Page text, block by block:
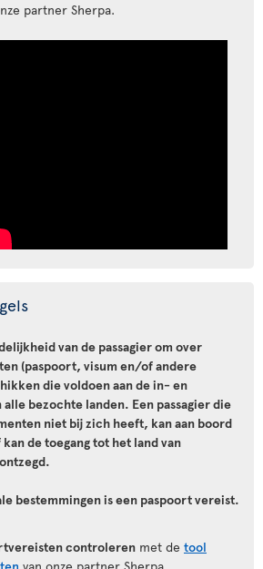
partner Sherpa.
van de passagier om over
(paspoort, visum en/of andere
die voldoen aan de in- en
bezochte landen. Een passagier die
niet bij zich heeft, kan aan boord
de toegang tot het land van
bestemmingen is een paspoort vereist.
controleren met de tool